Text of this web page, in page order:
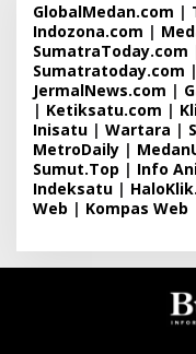
GlobalMedan.com |
Indozona.com |
SumatraToday.com
Sumatratoday.com |
JermalNews.com |
| Ketiksatu.com |
Inisatu | Wartara |
MetroDaily |
Sumut.Top | Info
Indeksatu |
Web | Kompas Web